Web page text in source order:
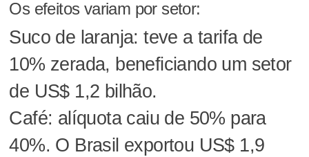
Os efeitos variam por setor:
Suco de laranja: teve a tarifa de
10% zerada, beneficiando um setor
de US$ 1,2 bilhão.
Café: alíquota caiu de 50% para
40%. O Brasil exportou US$ 1,9